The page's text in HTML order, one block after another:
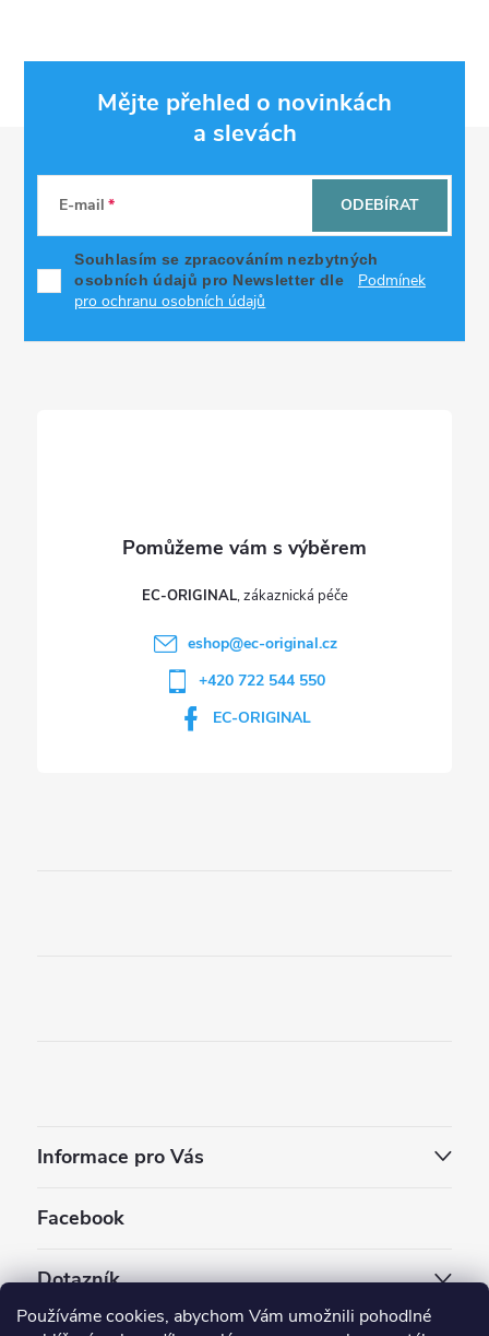
Používáme cookies, abychom Vám umožnili pohodlné
Mějte přehled o novinkách
a slevách
E-mail
Souhlasím se zpracováním nezbytných
osobních údajů pro Newsletter dle
Podmínek
pro ochranu osobních údajů
ODEBÍRAT
EC-ORIGINAL
eshop@ec-original.cz
+420 722 544 550
EC-ORIGINAL
Informace pro Vás
Facebook
Dotazník